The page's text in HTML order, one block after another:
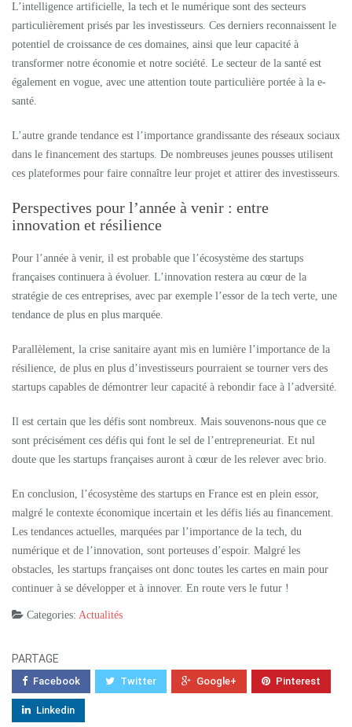
L’intelligence artificielle, la tech et le numérique sont des secteurs
particulièrement prisés par les investisseurs. Ces derniers reconnaissent le
potentiel de croissance de ces domaines, ainsi que leur capacité à
transformer notre économie et notre société. Le secteur de la santé est
également en vogue, avec une attention toute particulière portée à la e-
santé.
L’autre grande tendance est l’importance grandissante des réseaux sociaux
dans le financement des startups. De nombreuses jeunes pousses utilisent
ces plateformes pour faire connaître leur projet et attirer des investisseurs.
Perspectives pour l’année à venir : entre
innovation et résilience
Pour l’année à venir, il est probable que l’écosystème des startups
françaises continuera à évoluer. L’innovation restera au cœur de la
stratégie de ces entreprises, avec par exemple l’essor de la tech verte, une
tendance de plus en plus marquée.
Parallèlement, la crise sanitaire ayant mis en lumière l’importance de la
résilience, de plus en plus d’investisseurs pourraient se tourner vers des
startups capables de démontrer leur capacité à rebondir face à l’adversité.
Il est certain que les défis sont nombreux. Mais souvenons-nous que ce
sont précisément ces défis qui font le sel de l’entrepreneuriat. Et nul
doute que les startups françaises auront à cœur de les relever avec brio.
En conclusion, l’écosystème des startups en France est en plein essor,
malgré le contexte économique incertain et les défis liés au financement.
Les tendances actuelles, marquées par l’importance de la tech, du
numérique et de l’innovation, sont porteuses d’espoir. Malgré les
obstacles, les startups françaises ont donc toutes les cartes en main pour
continuer à se développer et à innover. En route vers le futur !
Categories: Actualités
PARTAGE
Facebook Twitter Google+ Pinterest
Linkedin